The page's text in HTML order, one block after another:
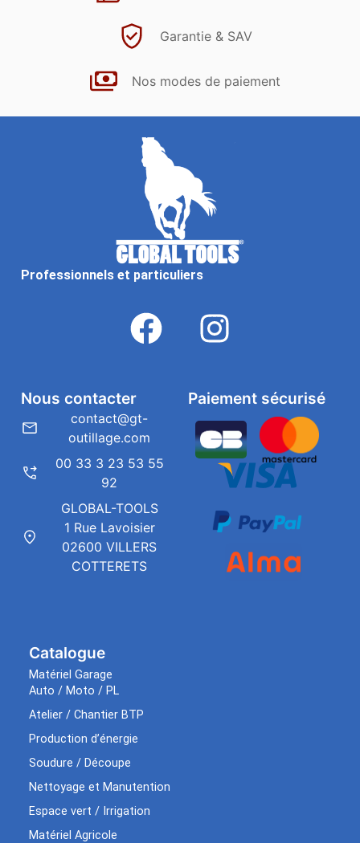
Garantie & SAV
Nos modes de paiement
Professionnels et particuliers
Catalogue
Matériel Garage
Auto / Moto / PL
Atelier / Chantier BTP
Production d’énergie
Soudure / Découpe
Nettoyage et Manutention
Espace vert / Irrigation
Matériel Agricole
Paiement sécurisé
Nous contacter
contact@gt-
outillage.com
00 33 3 23 53 55
92
GLOBAL-TOOLS
1 Rue Lavoisier
02600 VILLERS
COTTERETS